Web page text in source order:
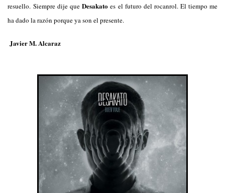
resuello.Siempre dije queDesakato es el futuro del rocanrol. El tiempo me
ha dado la razón porque ya son el presente.
Javier M. Alcaraz